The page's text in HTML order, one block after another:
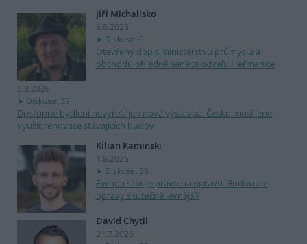
Jiří Michalisko
6.8.2026
Diskuse: 9
Otevřený dopis ministerstvu průmyslu a
obchodu ohledně sanace odvalu Heřmanice
5.8.2026
Diskuse: 39
Dostupné bydlení nevyřeší jen nová výstavba. Česko musí lépe
využít renovace stávajících budov
Kilian Kaminski
1.8.2026
Diskuse: 38
Evropa slibuje právo na opravu. Budou ale
opravy skutečně levnější?
David Chytil
31.7.2026